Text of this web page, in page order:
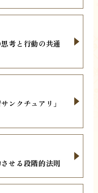
考と行動の共通
ンクチュアリ」
せる段階的法則